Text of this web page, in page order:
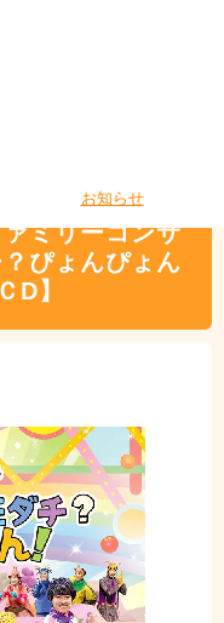
お知らせ
ミリーコンサ
ぴょんぴょん
D】